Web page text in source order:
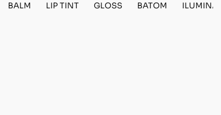
BALM LIP TINT GLOSS BATOM